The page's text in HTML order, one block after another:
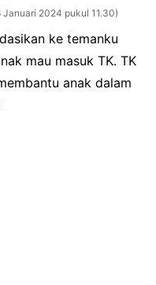
Januari 2024 pukul 11.30
ke temanku
mau masuk TK. TK
anak dalam